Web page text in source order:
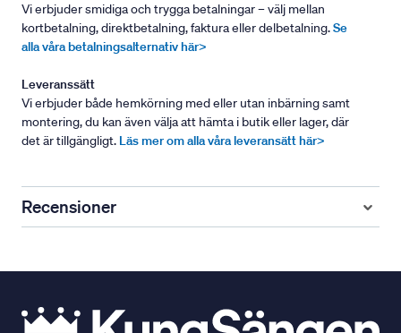
Vi erbjuder smidiga och trygga betalningar – välj mellan
kortbetalning, direktbetalning, faktura eller delbetalning.Se
alla våra betalningsalternativ här>
Leveranssätt
Vi erbjuder både hemkörning med eller utan inbärning samt
montering, du kan även välja att hämta i butik eller lager, där
det är tillgängligt. Läs mer om alla våra leveransätt här>
Recensioner